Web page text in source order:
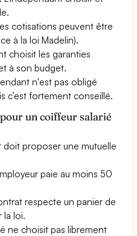
cotisations peuvent être
à la loi Madelin).
choisit les garanties
à son budget.
n'est pas obligé
c’est fortement conseillé.
un coiffeur salarié
doit proposer une mutuelle
paie au moins 50
respecte un panier de
la loi.
ne choisit pas librement